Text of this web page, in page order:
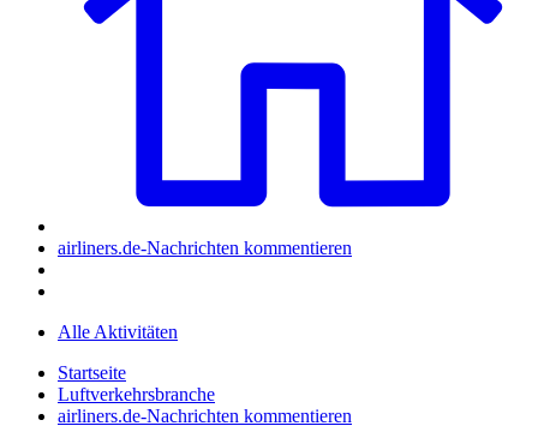
airliners.de-Nachrichten kommentieren
Alle Aktivitäten
Startseite
Luftverkehrsbranche
airliners.de-Nachrichten kommentieren